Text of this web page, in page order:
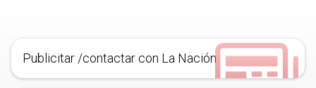
Publicitar /contactar con La Nación